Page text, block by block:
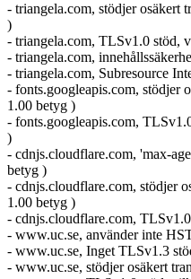
- triangela.com, stödjer osäkert
)
- triangela.com, TLSv1.0 stöd,
- triangela.com,
- triangela.com, Subresource
- fonts.googleapis.com, stödjer
1.00 betyg )
- fonts.googleapis.com,
)
- cdnjs.cloudflare.com, 'max-
betyg )
- cdnjs.cloudflare.com, stödjer
1.00 betyg )
- cdnjs.cloudflare.com,
- www.uc.se, använder inte
- www.uc.se, Inget TLSv1.3
- www.uc.se, stödjer osäkert